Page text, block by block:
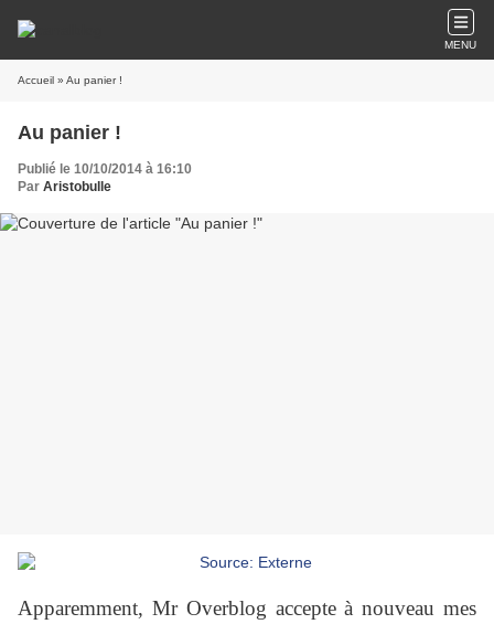
MENU
Accueil » Au panier !
Au panier !
Publié le 10/10/2014 à 16:10
Par Aristobulle
Apparemment, Mr Overblog accepte à nouveau mes